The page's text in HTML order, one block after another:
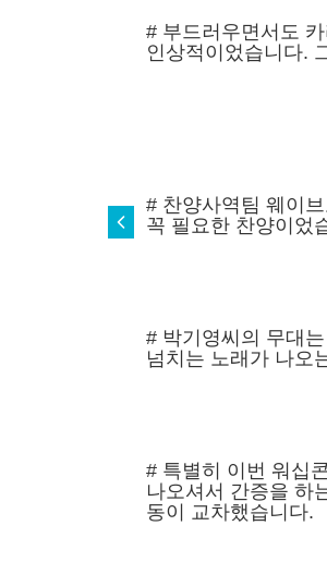
# 부드러우면서도
인상적이었습니다.
# 찬양사역팀 웨이
꼭 필요한 찬양이었
# 박기영씨의 무대
넘치는 노래가 나오
# 특별히 이번 워십
나오셔서 간증을 하
동이 교차했습니다.